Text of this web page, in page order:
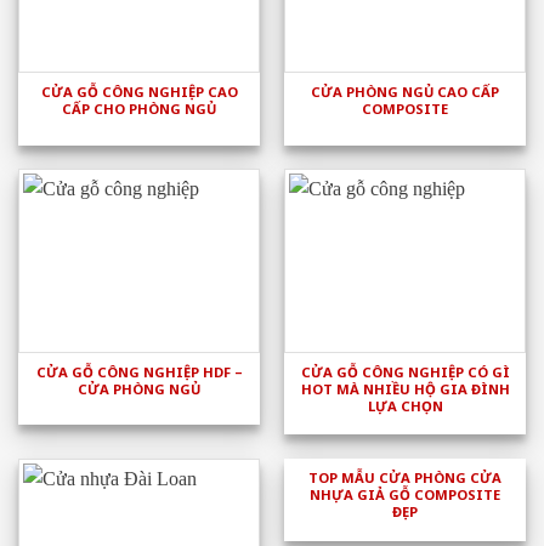
CỬA GỖ CÔNG NGHIỆP CAO
CẤP CHO PHÒNG NGỦ
CỬA PHÒNG NGỦ CAO CẤP
COMPOSITE
CỬA GỖ CÔNG NGHIỆP HDF –
CỬA PHÒNG NGỦ
CỬA GỖ CÔNG NGHIỆP CÓ GÌ
HOT MÀ NHIỀU HỘ GIA ĐÌNH
LỰA CHỌN
TOP MẪU CỬA PHÒNG CỬA
NHỰA GIẢ GỖ COMPOSITE
ĐẸP